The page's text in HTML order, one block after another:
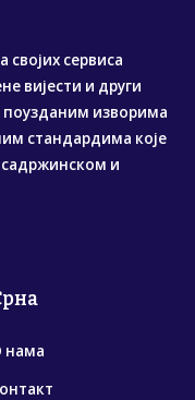
сервиса
вијести и други
поузданим изворима
стандардима које
садржинском и
нама